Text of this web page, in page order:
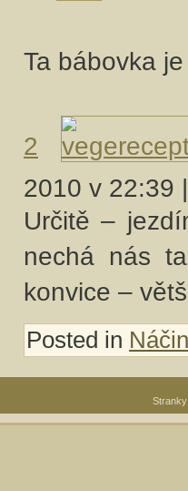
Ta bábovka
2
2010 v 22:39
Určitě –
nechá nás
konvice –
Posted in